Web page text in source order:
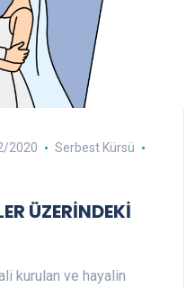
2020
Serbest Kürsü
ÜZERİNDEKİ
kurulan ve hayalin